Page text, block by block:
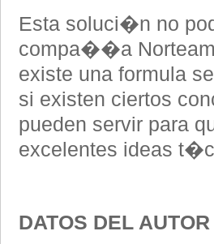
Esta soluci�n no
compa��a
existe una formula
si existen ciertos
pueden servir para
excelentes ideas
DATOS DEL AUTOR